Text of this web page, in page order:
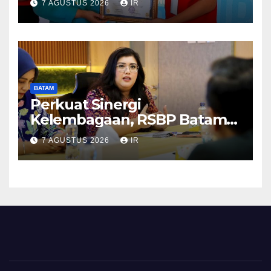
7 AGUSTUS 2026 IR
BATAM
Perkuat Sinergi
Kelembagaan, RSBP Batam
dan BPOM Pastikan
Pelayanan dan Ketersediaan
Obat Aman
7 AGUSTUS 2026 IR